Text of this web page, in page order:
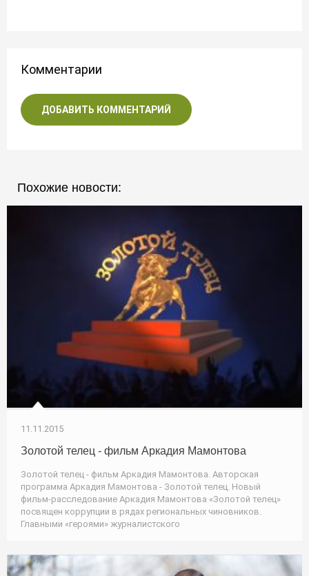
Комментарии
ДОБАВИТЬ КОММЕНТАРИЙ
Похожие новости:
11.11.2015
Золотой телец - фильм Аркадия Мамонтова
Золотой телец - фильм Аркадия Мамонтова. Авторская
программа Аркадия Мамонтова - Золотой телец. Новый
фильм-расследование Аркадия Мамонтова «Золотой телец»
посвящен коррупции в рядах региональных чиновников.
Главными «героями» журналистского